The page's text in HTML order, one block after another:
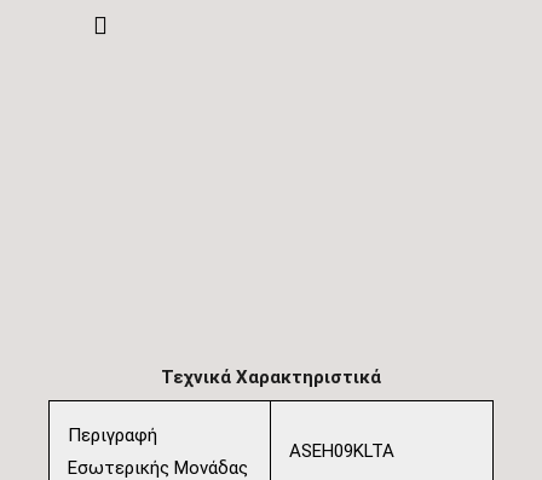
Τεχνικά Χαρακτηριστικά
Περιγραφή
Εσωτερικής Μονάδας
ASEH09KLTA